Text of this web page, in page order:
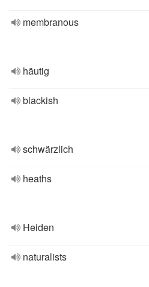
membranous
häutig
blackish
schwärzlich
heaths
Heiden
naturalists